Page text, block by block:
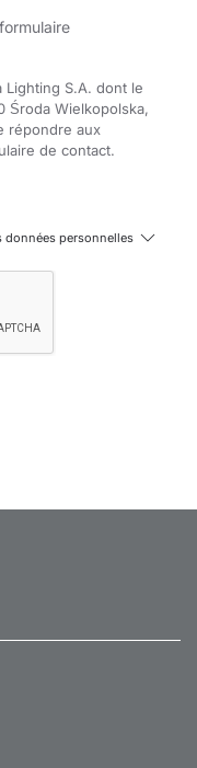
Lighting S.A. dont le
Środa Wielkopolska,
répondre aux
de contact.
données personnelles